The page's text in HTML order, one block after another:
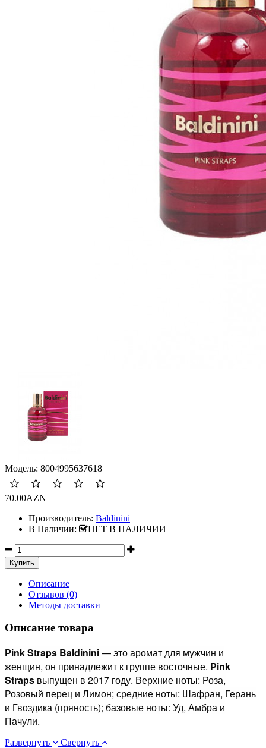
Модель: 8004995637618
70.00AZN
Производитель: Baldinini
В Наличии:
НЕТ В НАЛИЧИИ
Описание
Отзывов (0)
Методы доставки
Описание товара
Pink Straps Baldinini— это аромат для мужчин и
женщин, он принадлежит к группе восточные. Pink
Straps выпущен в 2017 году. Верхние ноты: Роза,
Розовый перец и Лимон; средние ноты: Шафран, Герань
и Гвоздика (пряность); базовые ноты: Уд, Амбра и
Пачули.
Развернуть Свернуть